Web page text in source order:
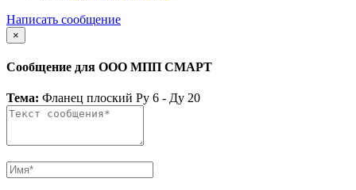
Написать сообщение
×
Сообщение для ООО МПП СМАРТ
Тема: Фланец плоский Ру 6 - Ду 20